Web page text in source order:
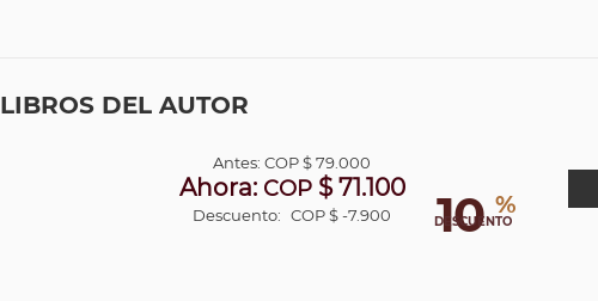
LIBROS DEL AUTOR
10 %
DESCUENTO
Antes:COP$ 79.000
Ahora: COP$ 71.100
Descuento: COP $ -7.900